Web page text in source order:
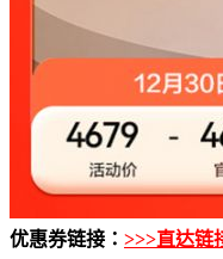
优惠券链接： >>>直达链